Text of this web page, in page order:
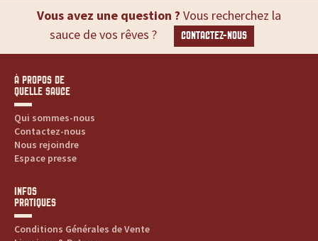
r
e
t
t
s
Vous avez une question ? Vous recherchez la
sauce de vos rêves ?
CONTACTEZ-NOUS
À PROPOS DE
QUELLE SAUCE
Qui sommes-nous
Contactez-nous
Nous rejoindre
Espace presse
INFOS
PRATIQUES
Conditions Générales de Vente